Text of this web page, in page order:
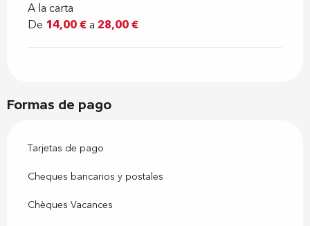
A la carta
De 14,00 €a 28,00 €
Formas de pago
Tarjetas de pago
Cheques bancarios y postales
Chèques Vacances